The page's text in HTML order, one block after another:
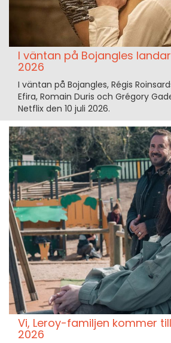
I väntan på Bojangles
2026
I väntan på Bojangles, Régis
Efira, Romain Duris och Grégory
Netflix den 10 juli 2026.
Vi, Leroy-familjen kommer
2026